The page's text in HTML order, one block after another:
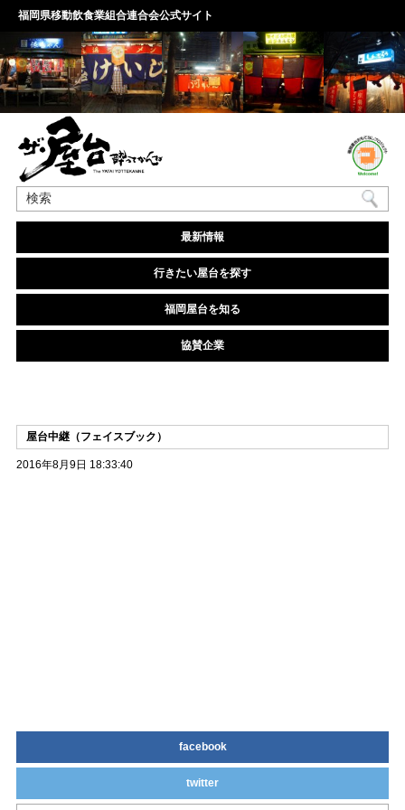
福岡県移動飲食業組合連合会公式サイト
最新情報
行きたい屋台を探す
福岡屋台を知る
協賛企業
屋台中継（フェイスブック）
2016年8月9日 18:33:40
facebook
twitter